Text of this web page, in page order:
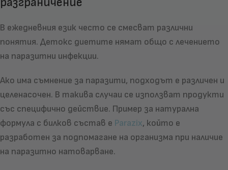
В ежедневния език често се смесват различни
понятия. Детокс диетите нямат общо с лечението
на паразитни инфекции.
Ако има съмнение за паразити, подходът е различен и
целенасочен. В такива случаи се използват продукти
със специфично действие. Пример за натурална
формула с билков състав е Parazix, който е
разработен за подпомагане на организма при наличие
на паразитно натоварване.